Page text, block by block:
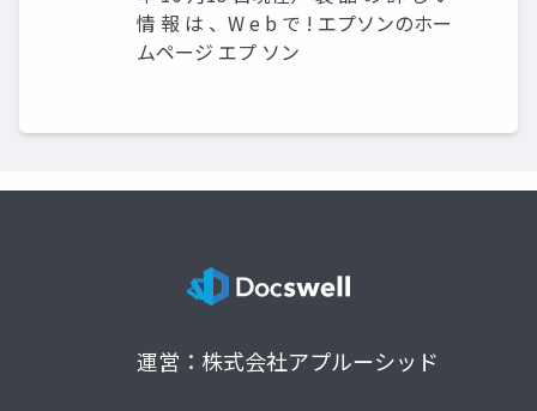
情 報 は 、W e b で ! エプソンのホー
ムページ エプ ソン
運営：株式会社アプルーシッド